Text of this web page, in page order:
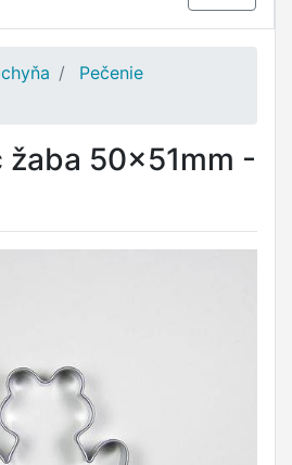
Pečenie
50x51mm -